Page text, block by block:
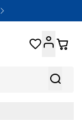


 